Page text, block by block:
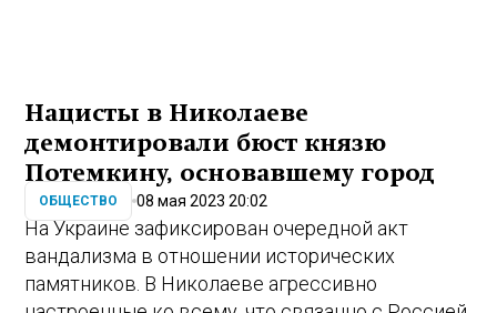
Нацисты в Николаеве
демонтировали бюст князю
Потемкину, основавшему город
ОБЩЕСТВО 08 мая 2023 20:02
На Украине зафиксирован очередной акт
вандализма в отношении исторических
памятников. В Николаеве агрессивно